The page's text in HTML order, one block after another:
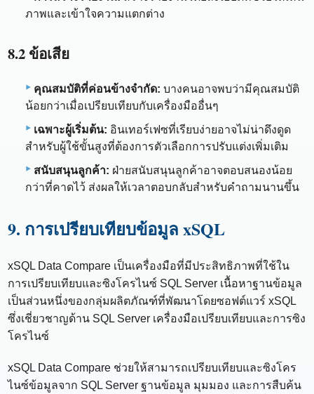
ภาพและเข้าใจความแตกต่าง
8.2 ข้อเสีย
คุณสมบัติที่ค่อนข้างจำกัด: บางคนอาจพบว่ามีคุณสมบัติ
น้อยกว่าเมื่อเปรียบเทียบกับเครื่องมืออื่นๆ
เฉพาะผู้เริ่มต้น: อินเทอร์เฟซที่เรียบง่ายอาจไม่น่าดึงดูด
สำหรับผู้ใช้ขั้นสูงที่ต้องการตัวเลือกการปรับแต่งเพิ่มเติม
สนับสนุนลูกค้า: ฝ่ายสนับสนุนลูกค้าอาจตอบสนองน้อย
กว่าที่คาดไว้ ส่งผลให้เวลาตอบกลับสำหรับคำถามนานขึ้น
9. การเปรียบเทียบข้อมูล xSQL
xSQL Data Compare เป็นเครื่องมือที่มีประสิทธิภาพที่ใช้ใน
การเปรียบเทียบและซิงโครไนซ์ SQL Server เนื้อหาฐานข้อมูล
เป็นส่วนหนึ่งของกลุ่มผลิตภัณฑ์ที่พัฒนาโดยซอฟต์แวร์ xSQL
ซึ่งเชี่ยวชาญด้าน SQL Server เครื่องมือเปรียบเทียบและการซิง
โครไนซ์
xSQL Data Compare ช่วยให้สามารถเปรียบเทียบและซิงโคร
ไนซ์ข้อมูลจาก SQL Server ฐานข้อมูล มุมมอง และการสืบค้น